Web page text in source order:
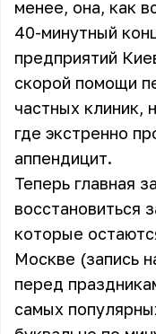
менее, она, как
40-минутный
предприятий
скорой помощи
частных клиник,
где экстренно
аппендицит.
Теперь главная
восстановиться
которые
Москве (запись
перед
самых